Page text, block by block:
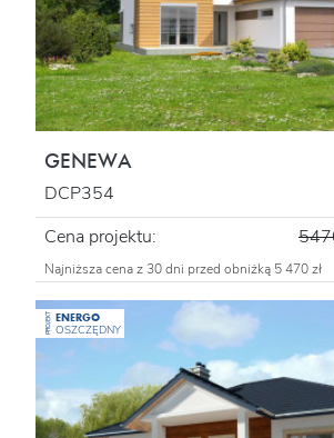
GENEWA
DCP354
Cena projektu:
Najniższa cena z 30 dni przed obniżką 5 470 zł
PROJEKT ENERGO
OSZCZĘDNY